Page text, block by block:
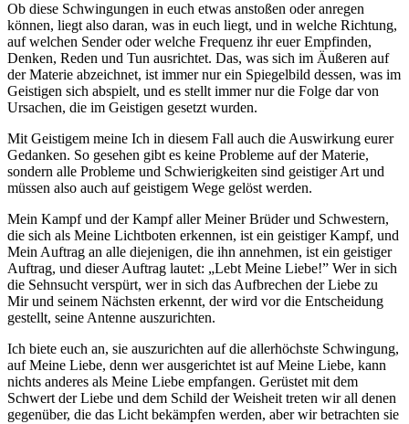
Ob diese Schwingungen in euch etwas anstoßen oder anregen
können, liegt also daran, was in euch liegt, und in welche Richtung,
auf welchen Sender oder welche Frequenz ihr euer Empfinden,
Denken, Reden und Tun ausrichtet. Das, was sich im Äußeren auf
der Materie abzeichnet, ist immer nur ein Spiegelbild dessen, was im
Geistigen sich abspielt, und es stellt immer nur die Folge dar von
Ursachen, die im Geistigen gesetzt wurden.
Mit Geistigem meine Ich in diesem Fall auch die Auswirkung eurer
Gedanken. So gesehen gibt es keine Probleme auf der Materie,
sondern alle Probleme und Schwierigkeiten sind geistiger Art und
müssen also auch auf geistigem Wege gelöst werden.
Mein Kampf und der Kampf aller Meiner Brüder und Schwestern,
die sich als Meine Lichtboten erkennen, ist ein geistiger Kampf, und
Mein Auftrag an alle diejenigen, die ihn annehmen, ist ein geistiger
Auftrag, und dieser Auftrag lautet: „Lebt Meine Liebe!” Wer in sich
die Sehnsucht verspürt, wer in sich das Aufbrechen der Liebe zu
Mir und seinem Nächsten erkennt, der wird vor die Entscheidung
gestellt, seine Antenne auszurichten.
Ich biete euch an, sie auszurichten auf die allerhöchste Schwingung,
auf Meine Liebe, denn wer ausgerichtet ist auf Meine Liebe, kann
nichts anderes als Meine Liebe empfangen. Gerüstet mit dem
Schwert der Liebe und dem Schild der Weisheit treten wir all denen
gegenüber, die das Licht bekämpfen werden, aber wir betrachten sie